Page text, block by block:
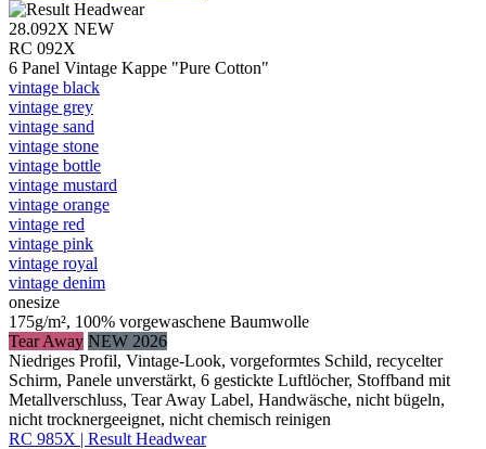
28.092X NEW
RC 092X
6 Panel Vintage Kappe "Pure Cotton"
vintage black
vintage grey
vintage sand
vintage stone
vintage bottle
vintage mustard
vintage orange
vintage red
vintage pink
vintage royal
vintage denim
onesize
175g/m², 100% vorgewaschene Baumwolle
Tear Away NEW 2026
Niedriges Profil, Vintage-Look, vorgeformtes Schild, recycelter
Schirm, Panele unverstärkt, 6 gestickte Luftlöcher, Stoffband mit
Metallverschluss, Tear Away Label, Handwäsche, nicht bügeln,
nicht trocknergeeignet, nicht chemisch reinigen
RC 985X | Result Headwear